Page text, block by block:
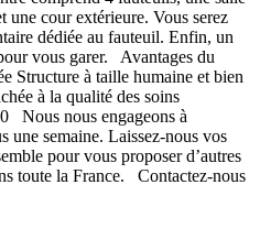
une cour extérieure. Vous serez
dédiée au fauteuil. Enfin, un
vous garer. Avantages du
Structure à taille humaine et bien
à la qualité des soins
Nous nous engageons à
une semaine. Laissez-nous vos
pour vous proposer d’autres
toute la France. Contactez-nous